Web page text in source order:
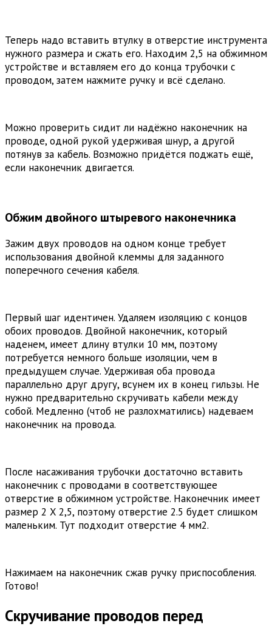
Теперь надо вставить втулку в отверстие инструмента
нужного размера и сжать его. Находим 2,5 на обжимном
устройстве и вставляем его до конца трубочки с
проводом, затем нажмите ручку и всё сделано.
Можно проверить сидит ли надёжно наконечник на
проводе, одной рукой удерживая шнур, а другой
потянув за кабель. Возможно придётся поджать ещё,
если наконечник двигается.
Обжим двойного штыревого наконечника
Зажим двух проводов на одном конце требует
использования двойной клеммы для заданного
поперечного сечения кабеля.
Первый шаг идентичен. Удаляем изоляцию с концов
обоих проводов. Двойной наконечник, который
наденем, имеет длину втулки 10 мм, поэтому
потребуется немного больше изоляции, чем в
предыдущем случае. Удерживая оба провода
параллельно друг другу, всунем их в конец гильзы. Не
нужно предварительно скручивать кабели между
собой. Медленно (чтоб не разлохматились) надеваем
наконечник на провода.
После насаживания трубочки достаточно вставить
наконечник с проводами в соответствующее
отверстие в обжимном устройстве. Наконечник имеет
размер 2 X 2,5, поэтому отверстие 2.5 будет слишком
маленьким. Тут подходит отверстие 4 мм2.
Нажимаем на наконечник сжав ручку приспособления.
Готово!
Скручивание проводов перед